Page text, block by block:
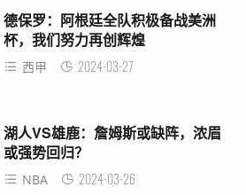
德保罗：阿根廷全队积极备战美洲
杯，我们努力再创辉煌
西甲 2024-03-27
湖人VS雄鹿：詹姆斯或缺阵，浓眉
或强势回归？
NBA 2024-03-26